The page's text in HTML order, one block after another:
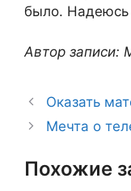
было. Надеюсь
Автор записи:
Оказать
Мечта о
Похожие